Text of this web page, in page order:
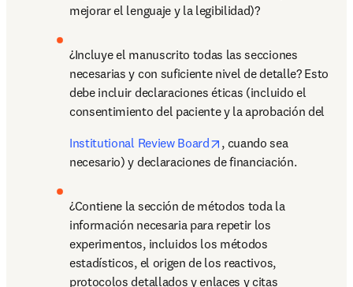
mejorar el lenguaje y la legibilidad)?
¿Incluye el manuscrito todas las secciones
necesarias y con suficiente nivel de detalle? Esto
debe incluir declaraciones éticas (incluido el
consentimiento del paciente y la aprobación del
Institutional Review Board
opens in new tab/
, cuando sea
necesario) y declaraciones de financiación.
¿Contiene la sección de métodos toda la
información necesaria para repetir los
experimentos, incluidos los métodos
estadísticos, el origen de los reactivos,
protocolos detallados y enlaces y citas